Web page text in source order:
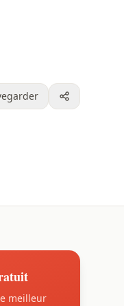
meilleur